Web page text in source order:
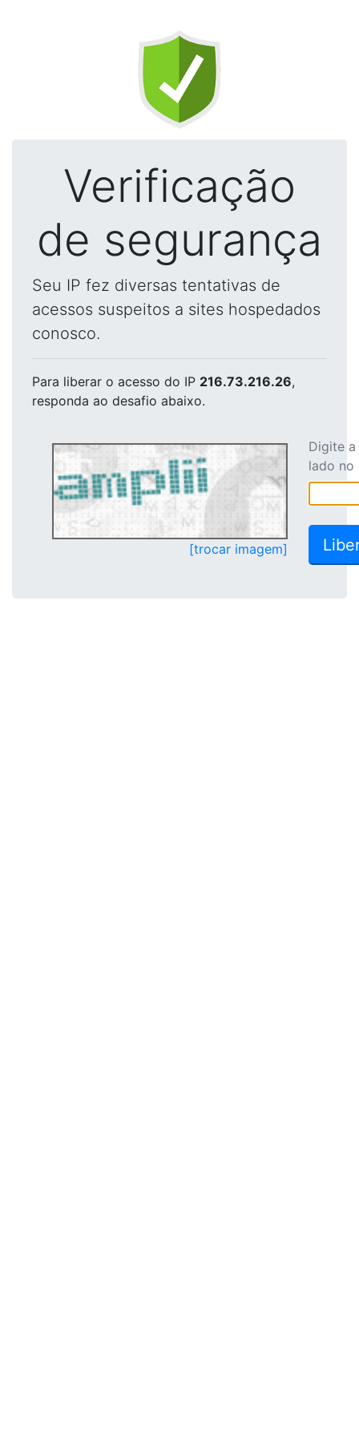
Verificação
de segurança
Seu IP fez diversas tentativas de
acessos suspeitos a sites hospedados
conosco.
Para liberar o acesso do IP 216.73.216.26,
responda ao desafio abaixo.
[trocar imagem]
Digite
lado no